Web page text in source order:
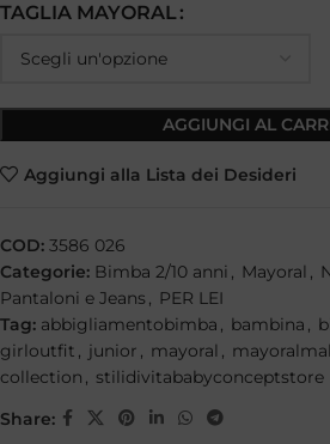
TAGLIA MAYORAL
AGGIUNGI AL
Aggiungi alla Lista dei Desideri
COD: 3586 026
Categorie: Bimba 2/10 anni , Mayoral ,
Pantaloni e Jeans , PER LEI
Tag: abbigliamentobimba , bambina ,
girloutfit , junior , mayoral ,
collection , stilidivitababyconceptstore
Share: